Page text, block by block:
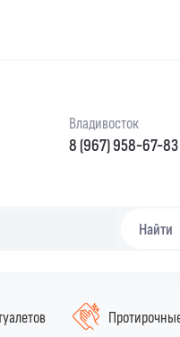
Владивосток
8 (967) 958-67-83
Найти